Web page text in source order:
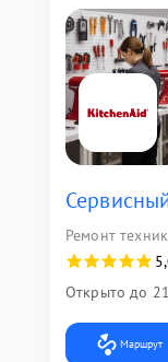
Ремонт
Открыто до
Маршрут